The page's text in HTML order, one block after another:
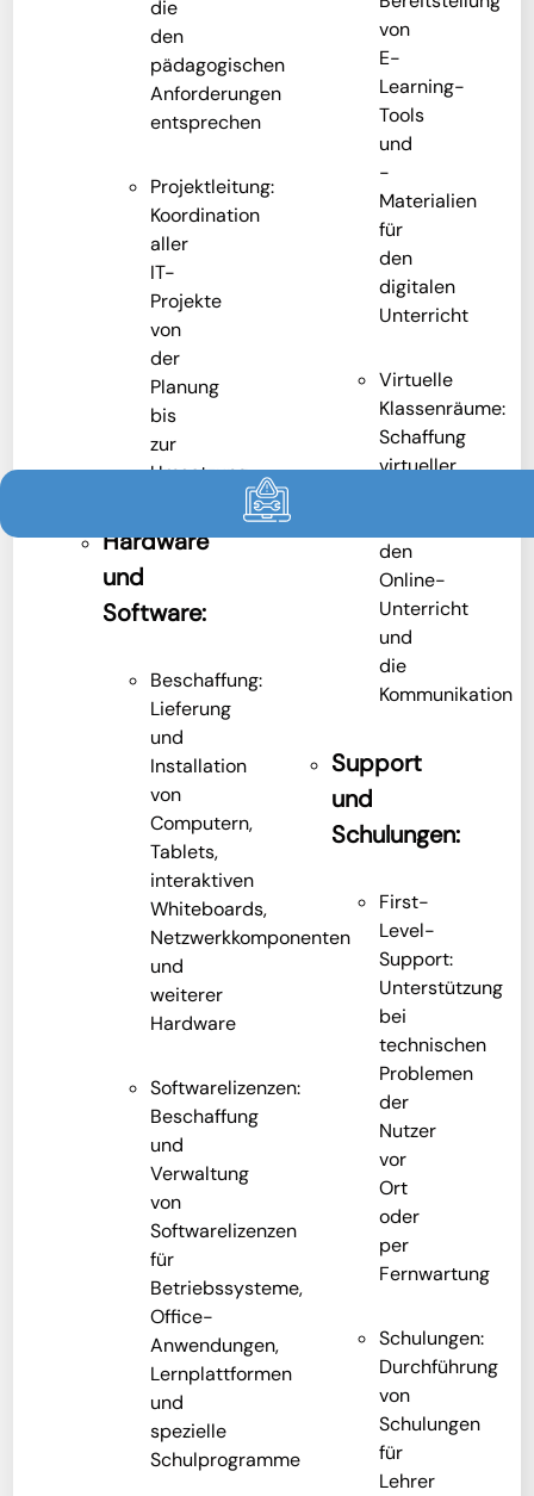
die
den
pädagogischen
Anforderungen
entsprechen
Projektleitung:
Koordination
aller
IT-
Projekte
von
der
Planung
bis
zur
Umsetzung
Hardware
und
Software:
Beschaffung:
Lieferung
und
Installation
von
Computern,
Tablets,
interaktiven
Whiteboards,
Netzwerkkomponenten
und
weiterer
Hardware
Softwarelizenzen:
Beschaffung
und
Verwaltung
von
Softwarelizenzen
für
Betriebssysteme,
Office-
Anwendungen,
Lernplattformen
und
spezielle
Schulprogramme
von
E-
Learning-
Tools
und
-
Materialien
für
den
digitalen
Unterricht
Virtuelle
Klassenräume:
Schaffung
virtueller
den
Online-
Unterricht
und
die
Kommunikation
Support
und
Schulungen:
First-
Level-
Support:
Unterstützung
bei
technischen
Problemen
der
Nutzer
vor
Ort
oder
per
Fernwartung
Schulungen:
Durchführung
von
Schulungen
für
Lehrer